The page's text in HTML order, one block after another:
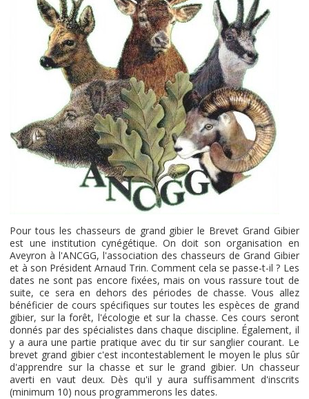
Pour tous les chasseurs de grand gibier le Brevet Grand Gibier
est une institution cynégétique. On doit son organisation en
Aveyron à l'ANCGG, l'association des chasseurs de Grand Gibier
et à son Président Arnaud Trin. Comment cela se passe-t-il ? Les
dates ne sont pas encore fixées, mais on vous rassure tout de
suite, ce sera en dehors des périodes de chasse. Vous allez
bénéficier de cours spécifiques sur toutes les espèces de grand
gibier, sur la forêt, l'écologie et sur la chasse. Ces cours seront
donnés par des spécialistes dans chaque discipline. Également, il
y a aura une partie pratique avec du tir sur sanglier courant. Le
brevet grand gibier c'est incontestablement le moyen le plus sûr
d'apprendre sur la chasse et sur le grand gibier. Un chasseur
averti en vaut deux. Dès qu'il y aura suffisamment d'inscrits
(minimum 10) nous programmerons les dates.